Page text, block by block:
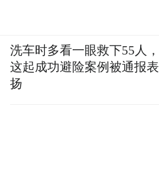
洗车时多看一眼救下55人，
这起成功避险案例被通报表
扬